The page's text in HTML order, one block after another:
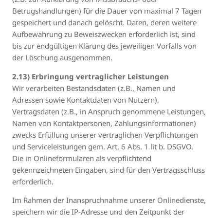
Betrugshandlungen) für die Dauer von maximal 7 Tagen
gespeichert und danach gelöscht. Daten, deren weitere
Aufbewahrung zu Beweiszwecken erforderlich ist, sind
bis zur endgültigen Klärung des jeweiligen Vorfalls von
der Löschung ausgenommen.
2.13) Erbringung vertraglicher Leistungen
Wir verarbeiten Bestandsdaten (z.B., Namen und
Adressen sowie Kontaktdaten von Nutzern),
Vertragsdaten (z.B., in Anspruch genommene Leistungen,
Namen von Kontaktpersonen, Zahlungsinformationen)
zwecks Erfüllung unserer vertraglichen Verpflichtungen
und Serviceleistungen gem. Art. 6 Abs. 1 lit b. DSGVO.
Die in Onlineformularen als verpflichtend
gekennzeichneten Eingaben, sind für den Vertragsschluss
erforderlich.
Im Rahmen der Inanspruchnahme unserer Onlinedienste,
speichern wir die IP-Adresse und den Zeitpunkt der